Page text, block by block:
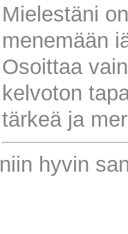
Mielestäni
menemään
Osoittaa
kelvoton
tärkeä ja
niin hyvin